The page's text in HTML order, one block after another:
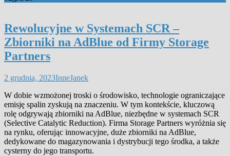
Rewolucyjne w Systemach SCR –
Zbiorniki na AdBlue od Firmy Storage
Partners
2 grudnia, 2023InneJanek
W dobie wzmożonej troski o środowisko, technologie ograniczające
emisję spalin zyskują na znaczeniu. W tym kontekście, kluczową
rolę odgrywają zbiorniki na AdBlue, niezbędne w systemach SCR
(Selective Catalytic Reduction). Firma Storage Partners wyróżnia się
na rynku, oferując innowacyjne, duże zbiorniki na AdBlue,
dedykowane do magazynowania i dystrybucji tego środka, a także
cysterny do jego transportu.